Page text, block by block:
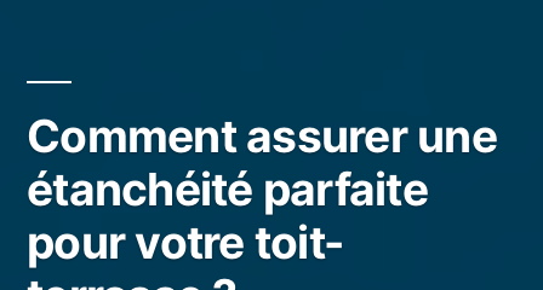
Comment assurer une
étanchéité parfaite
pour votre toit-